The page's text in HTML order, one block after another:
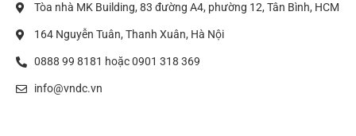
Tòa nhà MK Building, 83 đường A4, phường 12, Tân Bình, HCM
164 Nguyễn Tuân, Thanh Xuân, Hà Nội
0888 99 8181 hoặc 0901 318 369
info@vndc.vn